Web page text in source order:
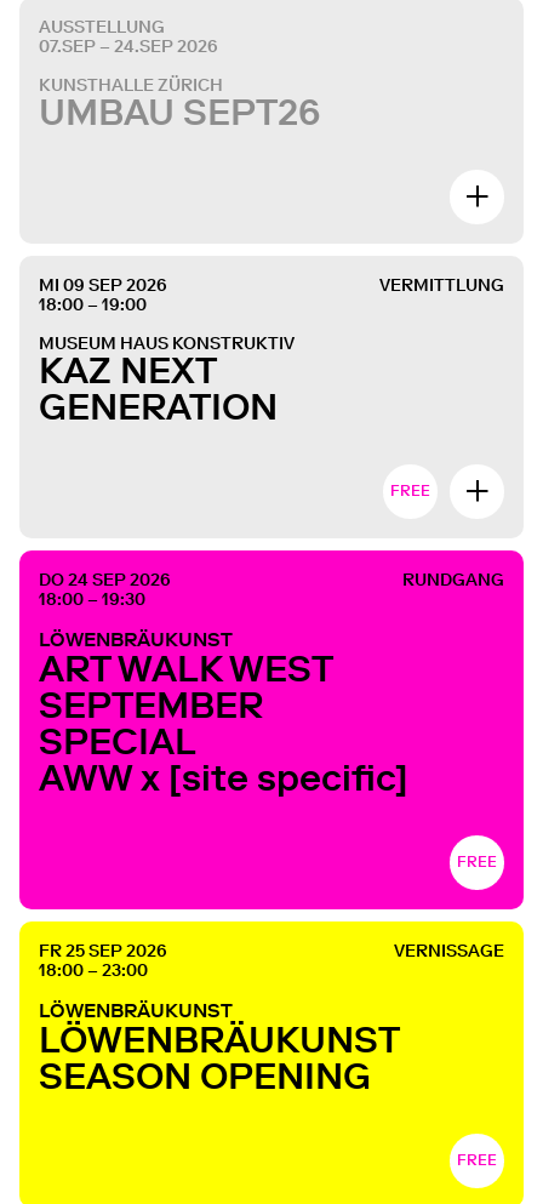
AUSSTELLUNG
07.SEP – 24.SEP 2026
KUNSTHALLE ZÜRICH
UMBAU SEPT26
MI 09 SEP 2026
18:00 – 19:00
VERMITTLUNG
MUSEUM HAUS KONSTRUKTIV
KAZ NEXT
GENERATION
FREE
DO 24 SEP 2026
18:00 – 19:30
RUNDGANG
LÖWENBRÄUKUNST
ART WALK WEST
SEPTEMBER
SPECIAL
AWW x [site specific]
FREE
FR 25 SEP 2026
18:00 – 23:00
VERNISSAGE
LÖWENBRÄUKUNST
LÖWENBRÄUKUNST
SEASON OPENING
FREE